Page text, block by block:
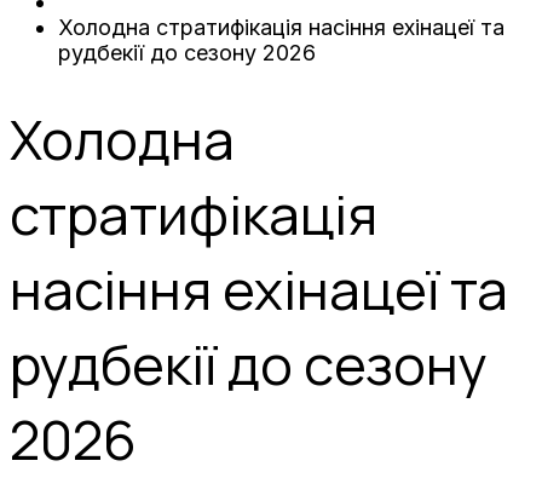
Холодна стратифікація насіння ехінацеї та
рудбекії до сезону 2026
Холодна
стратифікація
насіння ехінацеї та
рудбекії до сезону
2026